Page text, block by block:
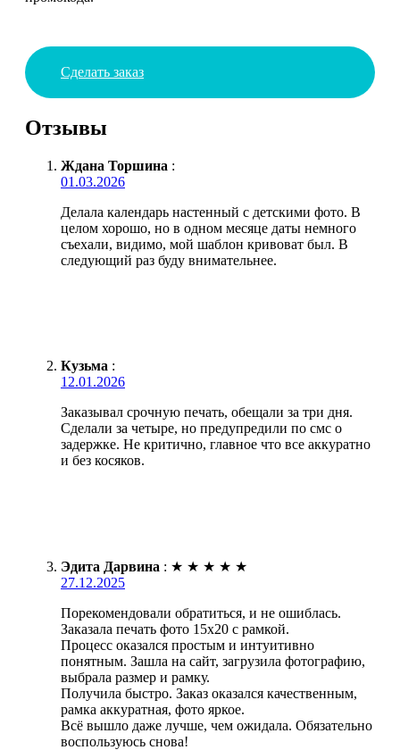
Сделать заказ
Отзывы
Ждана Торшина :
01.03.2026
Делала календарь настенный с детскими фото. В
целом хорошо, но в одном месяце даты немного
съехали, видимо, мой шаблон кривоват был. В
следующий раз буду внимательнее.
Кузьма :
12.01.2026
Заказывал срочную печать, обещали за три дня.
Сделали за четыре, но предупредили по смс о
задержке. Не критично, главное что все аккуратно
и без косяков.
Эдита Дарвина : ★ ★ ★ ★ ★
27.12.2025
Порекомендовали обратиться, и не ошиблась.
Заказала печать фото 15х20 с рамкой.
Процесс оказался простым и интуитивно
понятным. Зашла на сайт, загрузила фотографию,
выбрала размер и рамку.
Получила быстро. Заказ оказался качественным,
рамка аккуратная, фото яркое.
Всё вышло даже лучше, чем ожидала. Обязательно
воспользуюсь снова!